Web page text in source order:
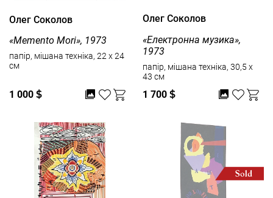
Олег Соколов
«Memento Mori», 1973
папір, мішана техніка, 22 x 24
см
1 000 $
Олег Соколов
«Електронна музика»,
1973
папір, мішана техніка, 30,5 x
43 см
1 700 $